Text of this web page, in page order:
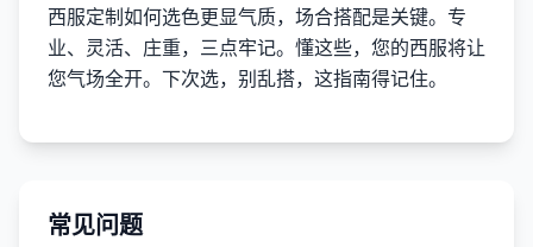
西服定制如何选色更显气质，场合搭配是关键。专
业、灵活、庄重，三点牢记。懂这些，您的西服将让
您气场全开。下次选，别乱搭，这指南得记住。
常见问题